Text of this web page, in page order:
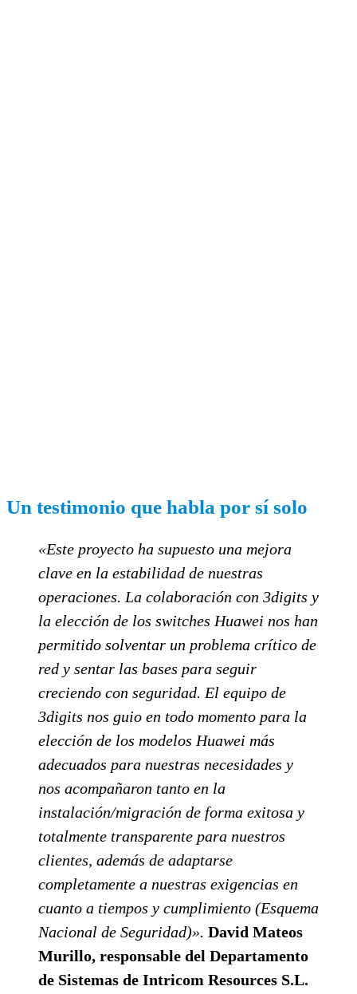
Un testimonio que habla por sí solo
«Este proyecto ha supuesto una mejora
clave en la estabilidad de nuestras
operaciones. La colaboración con 3digits y
la elección de los switches Huawei nos han
permitido solventar un problema crítico de
red y sentar las bases para seguir
creciendo con seguridad. El equipo de
3digits nos guio en todo momento para la
elección de los modelos Huawei más
adecuados para nuestras necesidades y
nos acompañaron tanto en la
instalación/migración de forma exitosa y
totalmente transparente para nuestros
clientes, además de adaptarse
completamente a nuestras exigencias en
cuanto a tiempos y cumplimiento (Esquema
Nacional de Seguridad)». David Mateos
Murillo, responsable del Departamento
de Sistemas de Intricom Resources S.L.